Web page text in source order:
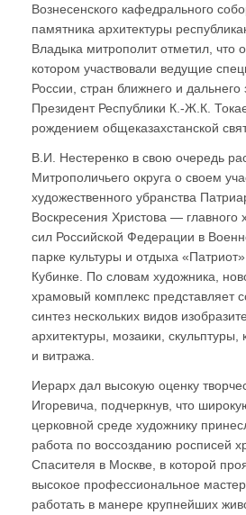
Вознесенского кафедрального
памятника архитектуры
Владыка митрополит отметил, что
котором участвовали ведущие
России, стран ближнего и дальнего
Президент Республики К.-Ж.К.
рождением общеказахстанской
В.И. Нестеренко в свою очередь
Митрополичьего округа о своем
художественного убранства
Воскресения Христова —
сил Российской Федерации в
парке культуры и отдыха
Кубинке. По словам художника,
храмовый комплекс представляет
синтез нескольких видов
архитектуры, мозаики,
и витража.
Иерарх дал высокую оценку
Игоревича, подчеркнув, что
церковной среде художнику
работа по воссозданию росписей
Спасителя в Москве, в которой
высокое профессиональное
работать в манере крупнейших